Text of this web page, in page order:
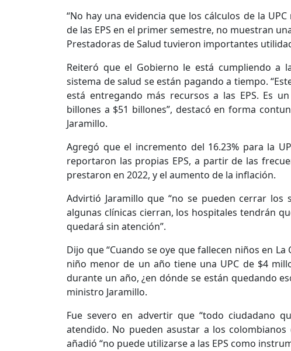
“No hay una evidencia que los cálculos de la
de las EPS en el primer semestre, no muestran
Prestadoras de Salud tuvieron importantes
Reiteró que el Gobierno le está cumpliendo a
sistema de salud se están pagando a tiempo.
está entregando más recursos a las EPS. Es
billones a $51 billones”, destacó en forma
Jaramillo.
Agregó que el incremento del 16.23% para la
reportaron las propias EPS, a partir de las
prestaron en 2022, y el aumento de la inflación.
Advirtió Jaramillo que “no se pueden cerrar
algunas clínicas cierran, los hospitales tendrán
quedará sin atención”.
Dijo que “Cuando se oye que fallecen niños en
niño menor de un año tiene una UPC de $4
durante un año, ¿en dónde se están quedando
ministro Jaramillo.
Fue severo en advertir que “todo ciudadano
atendido. No pueden asustar a los
añadió “no puede utilizarse a las EPS como